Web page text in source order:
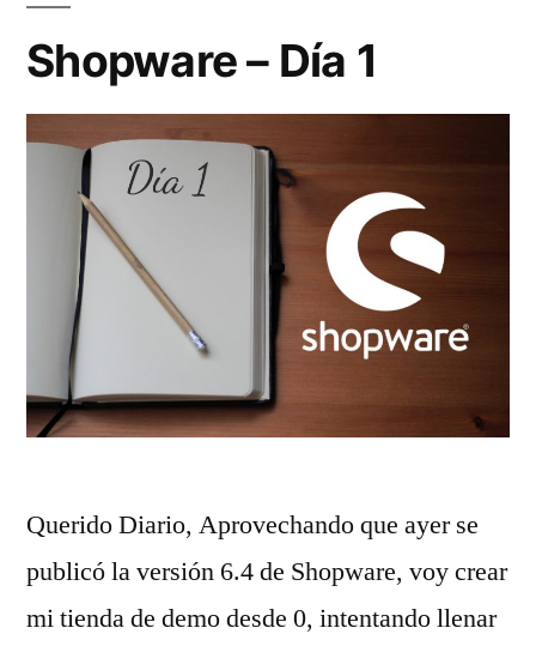
Shopware – Día 1
Querido Diario, Aprovechando que ayer se
publicó la versión 6.4 de Shopware, voy crear
mi tienda de demo desde 0, intentando llenar